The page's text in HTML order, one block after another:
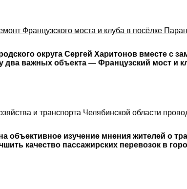
Французского моста и клуба в посёлке
округа Сергей Харитонов вместе с
два важных объекта — Французский мост и
и транспорта Челябинской области
объективное изучение мнения жителей о
качество пассажирских перевозок в